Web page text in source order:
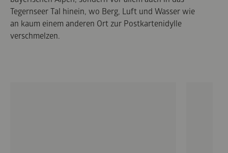
Tegernseer Tal hinein, wo Berg, Luft und Wasser wie
an kaum einem anderen Ort zur Postkartenidylle
verschmelzen.